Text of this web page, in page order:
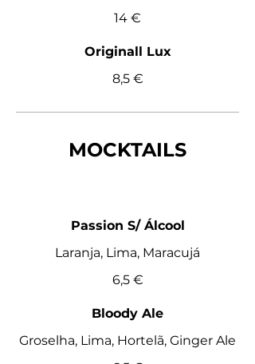
14 €
Originall Lux
8,5 €
MOCKTAILS
Passion S/ Álcool
Laranja, Lima, Maracujá
6,5 €
Bloody Ale
Groselha, Lima, Hortelã, Ginger Ale